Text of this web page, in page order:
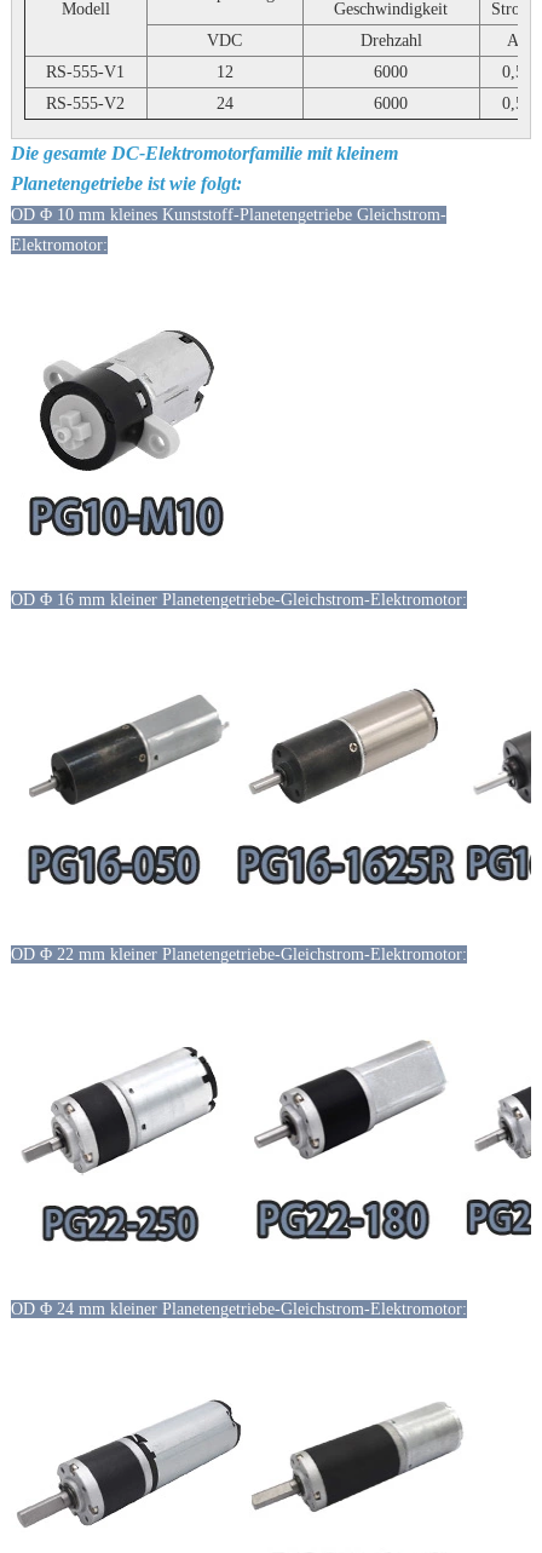
Modell
Geschwindigkeit
Strom
VDC
Drehzahl
A
RS-555-V1
12 6000
0,5
RS-555-V2
24 6000 0,5
Die gesamte DC-Elektromotorfamilie mit kleinem
Planetengetriebe ist wie folgt:
OD Φ 10 mm kleines Kunststoff-Planetengetriebe Gleichstrom-
Elektromotor:
OD Φ 16 mm kleiner Planetengetriebe-Gleichstrom-Elektromotor:
OD Φ 22 mm kleiner Planetengetriebe-Gleichstrom-Elektromotor:
OD Φ 24 mm kleiner Planetengetriebe-Gleichstrom-Elektromotor: